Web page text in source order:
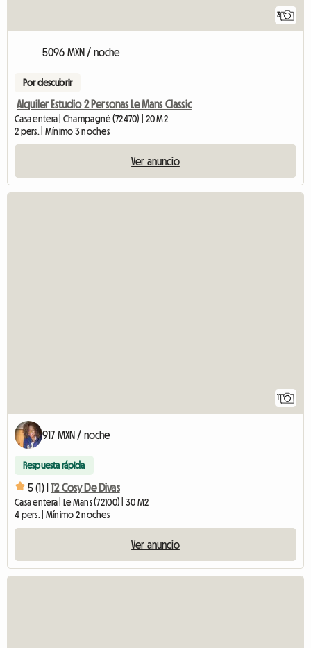
3
5096 MXN / noche
Por descubrir
Alquiler Estudio 2 Personas Le Mans Classic
Casa entera | Champagné (72470) | 20 M2
2 pers. | Mínimo 3 noches
Ver anuncio
11
917 MXN / noche
Respuesta rápida
5 (1) | T2 Cosy De Divas
Casa entera | Le Mans (72100) | 30 M2
4 pers. | Mínimo 2 noches
Ver anuncio